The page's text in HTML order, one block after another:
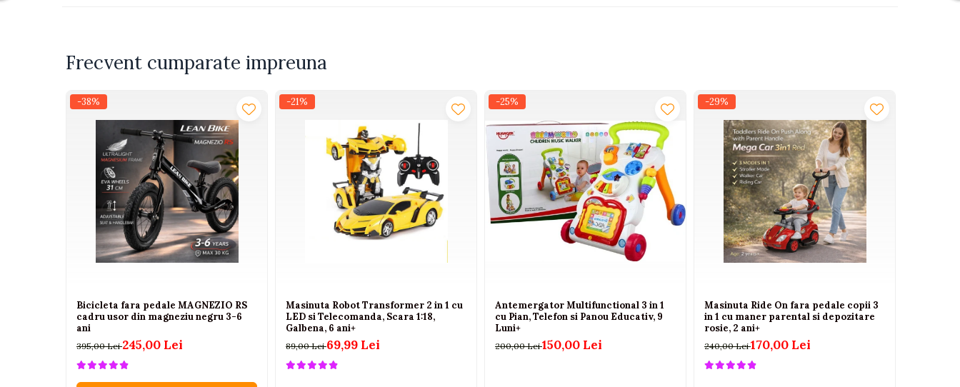
Jocuri sportive
Masinute si vehicule electrice
Masinute electrice
Motociclete electrice
ATV & BUGGY electrice
Tractoare electrice
Triciclete electrice
Seturi copii si bebelusi
Salopete bebe
Frecvent cumparate impreuna
-38%
Bicicleta fara pedale MAGNEZIO RS
cadru usor din magneziu negru 3-6
ani
395,00 Lei245,00 Lei
-21%
Masinuta Robot Transformer 2 in 1 cu
LED si Telecomanda, Scara 1:18,
Galbena, 6 ani+
89,00 Lei69,99 Lei
-25%
Antemergator Multifunctional 3 in 1
cu Pian, Telefon si Panou Educativ, 9
Luni+
200,00 Lei150,00 Lei
-29%
Masinuta Ride On fara pedale copii 3
in 1 cu maner parental si depozitare
rosie, 2 ani+
240,00 Lei170,00 Lei